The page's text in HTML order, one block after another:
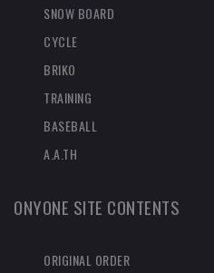
SNOW BOARD
CYCLE
BRIKO
TRAINING
BASEBALL
A.A.TH
ONYONE SITE CONTENTS
ORIGINAL ORDER